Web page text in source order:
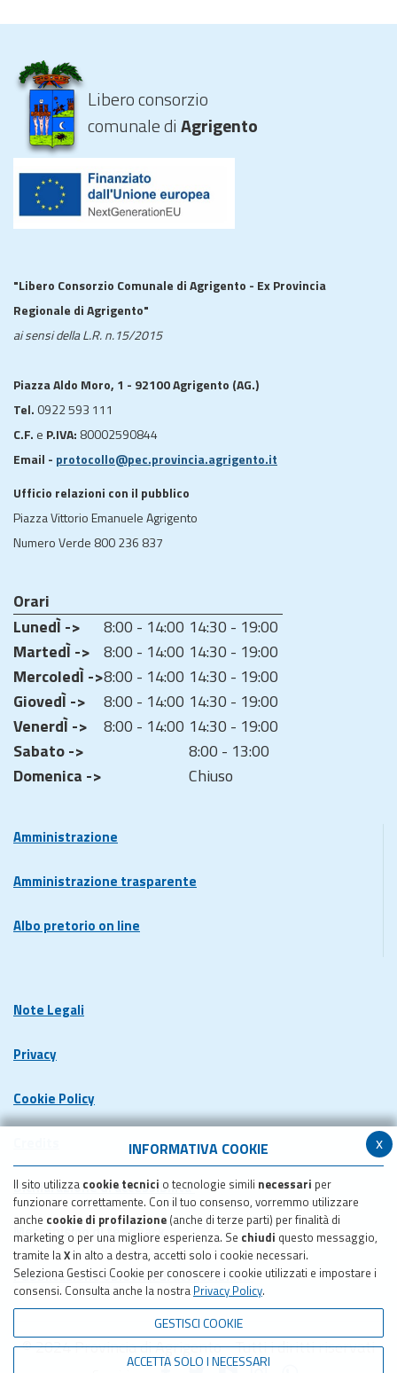
x
INFORMATIVA COOKIE
Il sito utilizza cookie tecnici o tecnologie simili necessari per
funzionare correttamente. Con il tuo consenso, vorremmo utilizzare
anche cookie di profilazione (anche di terze parti) per finalità di
marketing o per una migliore esperienza. Se chiudi questo messaggio,
tramite laX in alto a destra, accetti solo i cookie necessari.
Seleziona Gestisci Cookie per conoscere i cookie utilizzati e impostare i
consensi. Consulta anche la nostra Privacy Policy.
GESTISCI COOKIE
ACCETTA SOLO I NECESSARI
Libero consorzio
comunale diAgrigento
"Libero Consorzio Comunale di Agrigento - Ex Provincia
Regionale di Agrigento"
ai sensi della L.R. n.15/2015
Piazza Aldo Moro, 1 - 92100 Agrigento (AG.)
Tel. 0922 593 111
C.F. e P.IVA: 80002590844
Email - protocollo@pec.provincia.agrigento.it
Ufficio relazioni con il pubblico
Piazza Vittorio Emanuele Agrigento
Numero Verde 800 236 837
Orari
LunedÌ ->
8:00 - 14:00 14:30 - 19:00
MartedÌ -> 8:00 - 14:00 14:30 - 19:00
MercoledÌ ->8:00 - 14:00 14:30 - 19:00
GiovedÌ ->
8:00 - 14:00 14:30 - 19:00
VenerdÌ ->
8:00 - 14:00 14:30 - 19:00
Sabato ->
8:00 - 13:00
Domenica ->
Chiuso
Amministrazione
Amministrazione trasparente
Albo pretorio on line
Note Legali
Privacy
Cookie Policy
Dichiarazione di accessibilita'
Meccanismo di feedback
Pubblicazione obiettivi di accessibilita'
© 2024 Provincia di Agrigento - Tutti i diritti riservati